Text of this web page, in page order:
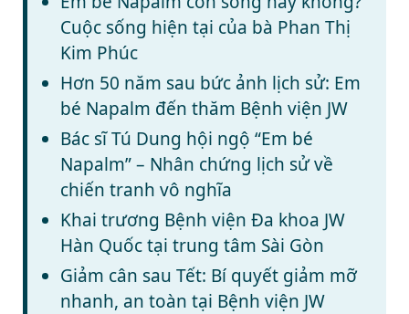
Cuộc sống hiện tại của bà Phan Thị
Kim Phúc
Hơn 50 năm sau bức ảnh lịch sử: Em
bé Napalm đến thăm Bệnh viện JW
Bác sĩ Tú Dung hội ngộ “Em bé
Napalm” – Nhân chứng lịch sử về
chiến tranh vô nghĩa
Khai trương Bệnh viện Đa khoa JW
Hàn Quốc tại trung tâm Sài Gòn
Giảm cân sau Tết: Bí quyết giảm mỡ
nhanh, an toàn tại Bệnh viện JW